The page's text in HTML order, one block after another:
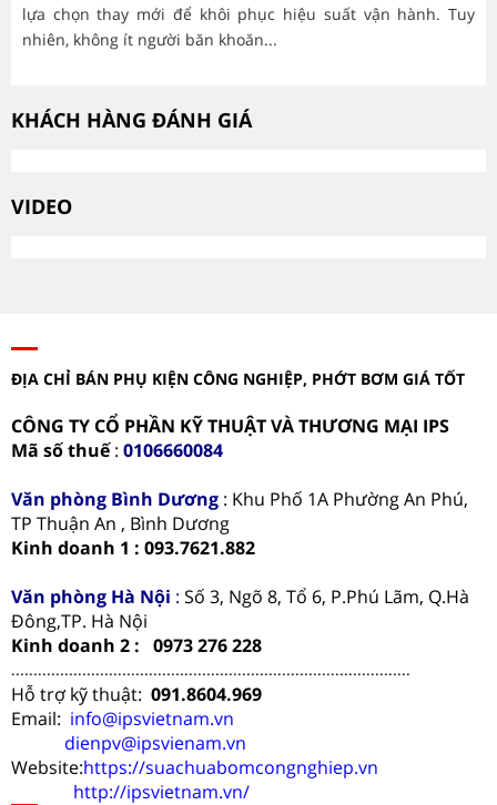
lựa chọn thay mới để khôi phục hiệu suất vận hành. Tuy
nhiên, không ít người băn khoăn...
KHÁCH HÀNG ĐÁNH GIÁ
VIDEO
ĐỊA CHỈ BÁN PHỤ KIỆN CÔNG NGHIỆP, PHỚT BƠM GIÁ TỐT
CÔNG TY CỔ PHẦN KỸ THUẬT VÀ THƯƠNG MẠI IPS
Mã số thuế: 0106660084
Văn phòng Bình Dương : Khu Phố 1A Phường An Phú,
TP Thuận An , Bình Dương
Kinh doanh 1 : 093.7621.882
Văn phòng Hà Nội : Số 3, Ngõ 8, Tổ 6, P.Phú Lãm, Q.Hà
Đông,TP. Hà Nội
Kinh doanh 2 : 0973 276 228
..........................................................................................
Hỗ trợ kỹ thuật: 091.8604.969
Email: info@ipsvietnam.vn
dienpv@ipsvienam.vn
Website:https://suachuabomcongnghiep.vn
http://ipsvietnam.vn/